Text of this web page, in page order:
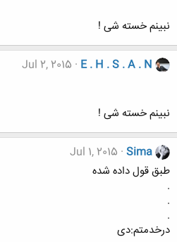
نبینم خسته شی !
E . H . S . A . N
Jul 2, 2015
نبینم خسته شی !
Sima
Jul 1, 2015
طبق قول داده شده
.
‌.
.
درخدمتم:دی